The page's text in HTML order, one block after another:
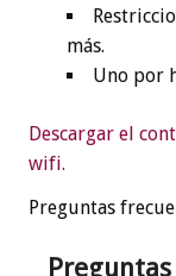
más.
Uno por
Descargar el
wifi.
Preguntas